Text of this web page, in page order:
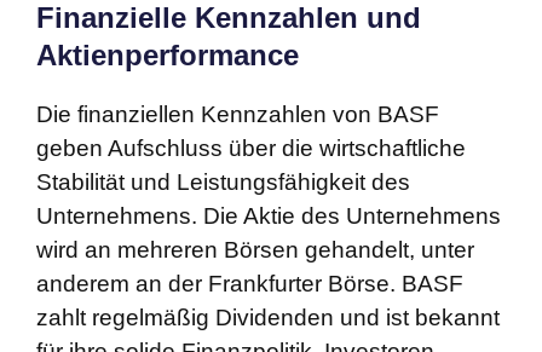
Finanzielle Kennzahlen und
Aktienperformance
Die finanziellen Kennzahlen von BASF
geben Aufschluss über die wirtschaftliche
Stabilität und Leistungsfähigkeit des
Unternehmens. Die Aktie des Unternehmens
wird an mehreren Börsen gehandelt, unter
anderem an der Frankfurter Börse. BASF
zahlt regelmäßig Dividenden und ist bekannt